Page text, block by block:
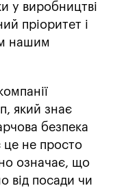
у виробництві
пріоритет і
нашим
який знає
безпека
це не просто
означає, що
від посади чи